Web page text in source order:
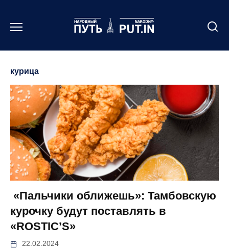
содержанию
курица
«Пальчики оближешь»: Тамбовскую
курочку будут поставлять в
«ROSTIC’S»
22.02.2024